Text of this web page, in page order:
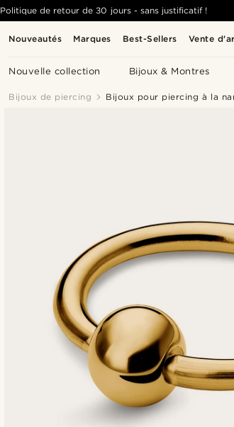
Nouveautés Marques Best-Sellers Vente
Nouvelle collection Bijoux & Montres
Politique de retour de 30 jours - sans justificatif !
Bijoux de piercing Bijoux pour piercing à la